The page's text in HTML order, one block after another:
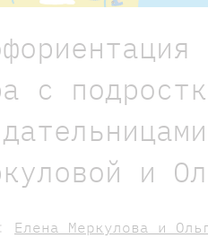
с
и
Елена Меркулова и